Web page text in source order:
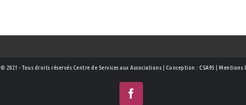
© 2021 - Tous droits réservés Centre de Services aux Associations | Conception :CSA95 |Mentions
Facebook